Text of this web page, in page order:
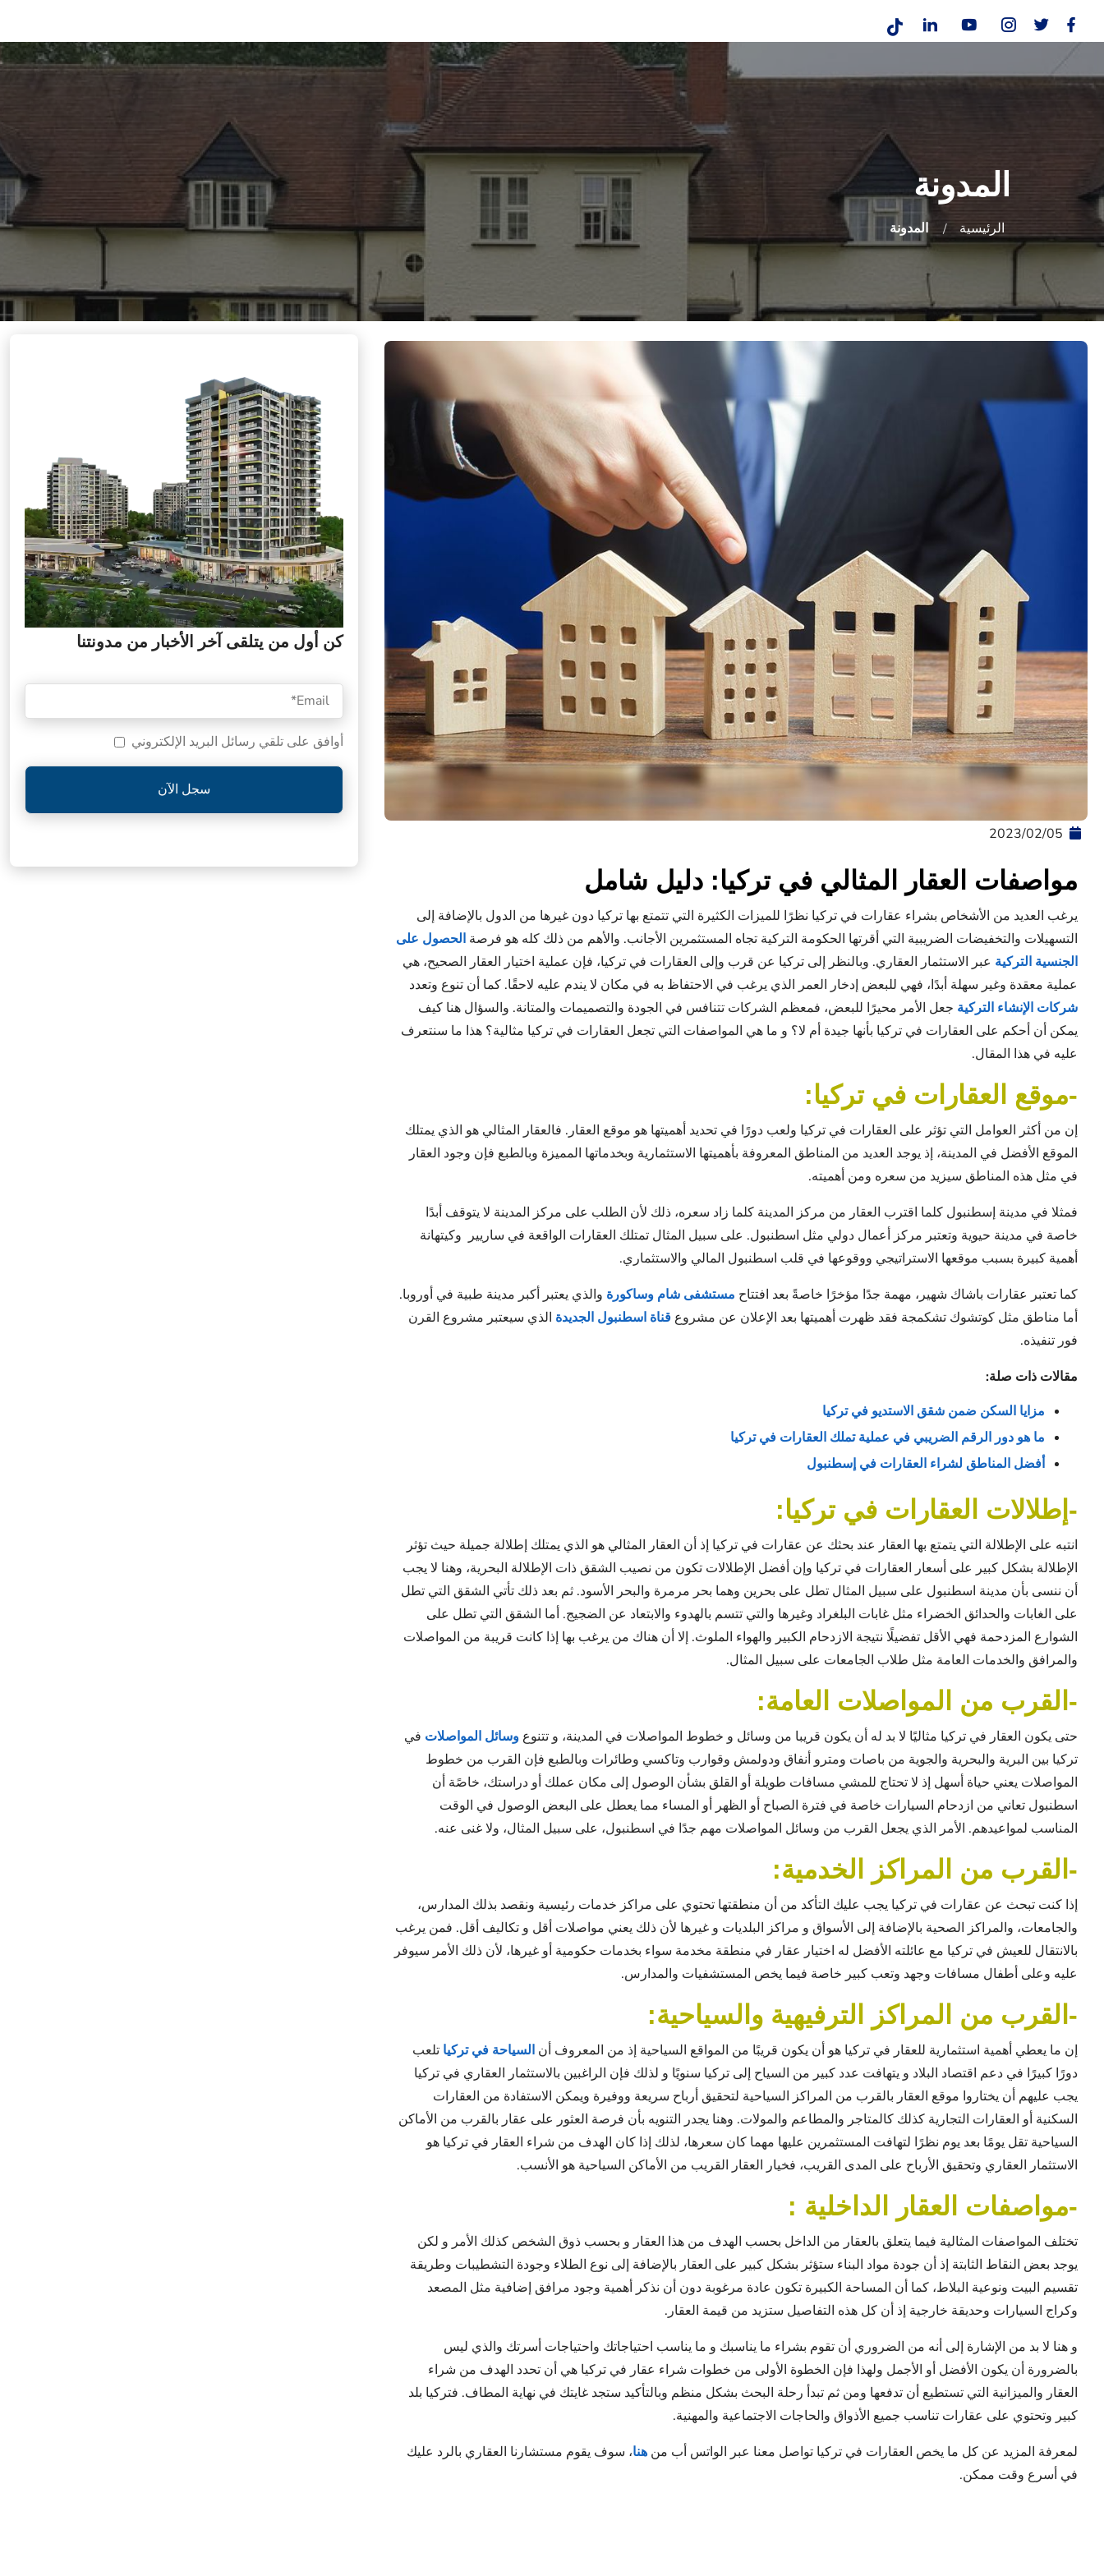
المدونة
الرئيسية المدونة
05‏/02‏/2023
مواصفات العقار المثالي في تركيا: دليل شامل
يرغب العديد من الأشخاص بشراء عقارات في تركيا نظرًا للميزات الكثيرة التي تتمتع بها تركيا دون غيرها من الدول بالإضافة إلى
التسهيلات والتخفيضات الضريبية التي أقرتها الحكومة التركية تجاه المستثمرين الأجانب. والأهم من ذلك كله هو فرصة الحصول على
الجنسية التركية عبر الاستثمار العقاري. وبالنظر إلى تركيا عن قرب وإلى العقارات في تركيا، فإن عملية اختيار العقار الصحيح، هي
عملية معقدة وغير سهلة أبدًا، فهي للبعض إدخار العمر الذي يرغب في الاحتفاظ به في مكان لا يندم عليه لاحقًا. كما أن تنوع وتعدد
شركات الإنشاء التركية جعل الأمر محيرًا للبعض، فمعظم الشركات تتنافس في الجودة والتصميمات والمتانة. والسؤال هنا كيف
يمكن أن أحكم على العقارات في تركيا بأنها جيدة أم لا؟ و ما هي المواصفات التي تجعل العقارات في تركيا مثالية؟ هذا ما سنتعرف
عليه في هذا المقال.
-موقع العقارات في تركيا:
إن من أكثر العوامل التي تؤثر على العقارات في تركيا ولعب دورًا في تحديد أهميتها هو موقع العقار. فالعقار المثالي هو الذي يمتلك
الموقع الأفضل في المدينة، إذ يوجد العديد من المناطق المعروفة بأهميتها الاستثمارية وبخدماتها المميزة وبالطبع فإن وجود العقار
في مثل هذه المناطق سيزيد من سعره ومن أهميته.
فمثلا في مدينة إسطنبول كلما اقترب العقار من مركز المدينة كلما زاد سعره، ذلك لأن الطلب على مركز المدينة لا يتوقف أبدًا
خاصة في مدينة حيوية وتعتبر مركز أعمال دولي مثل اسطنبول. على سبيل المثال تمتلك العقارات الواقعة في ساريير وكيتهانة
أهمية كبيرة بسبب موقعها الاستراتيجي ووقوعها في قلب اسطنبول المالي والاستثماري.
كما تعتبر عقارات باشاك شهير، مهمة جدًا مؤخرًا خاصةً بعد افتتاح مستشفى شام وساكورة والذي يعتبر أكبر مدينة طبية في أوروبا.
أما مناطق مثل كوتشوك تشكمجة فقد ظهرت أهميتها بعد الإعلان عن مشروع قناة اسطنبول الجديدة الذي سيعتبر مشروع القرن
فور تنفيذه.
مقالات ذات صلة:
مزايا السكن ضمن شقق الاستديو في تركيا
ما هو دور الرقم الضريبي في عملية تملك العقارات في تركيا
أفضل المناطق لشراء العقارات في إسطنبول
-إطلالات العقارات في تركيا:
انتبه على الإطلالة التي يتمتع بها العقار عند بحثك عن عقارات في تركيا إذ أن العقار المثالي هو الذي يمتلك إطلالة جميلة حيث تؤثر
الإطلالة بشكل كبير على أسعار العقارات في تركيا وإن أفضل الإطلالات تكون من نصيب الشقق ذات الإطلالة البحرية، وهنا لا يجب
أن ننسى بأن مدينة اسطنبول على سبيل المثال تطل على بحرين وهما بحر مرمرة والبحر الأسود. ثم بعد ذلك تأتي الشقق التي تطل
على الغابات والحدائق الخضراء مثل غابات البلغراد وغيرها والتي تتسم بالهدوء والابتعاد عن الضجيج. أما الشقق التي تطل على
الشوارع المزدحمة فهي الأقل تفضيلًا نتيجة الازدحام الكبير والهواء الملوث. إلا أن هناك من يرغب بها إذا كانت قريبة من المواصلات
والمرافق والخدمات العامة مثل طلاب الجامعات على سبيل المثال.
-القرب من المواصلات العامة:
حتى يكون العقار في تركيا مثاليًا لا بد له أن يكون قريبا من وسائل و خطوط المواصلات في المدينة، و تتنوع وسائل المواصلات في
تركيا بين البرية والبحرية والجوية من باصات ومترو أنفاق ودولمش وقوارب وتاكسي وطائرات وبالطبع فإن القرب من خطوط
المواصلات يعني حياة أسهل إذ لا تحتاج للمشي مسافات طويلة أو القلق بشأن الوصول إلى مكان عملك أو دراستك، خاصًة أن
اسطنبول تعاني من ازدحام السيارات خاصة في فترة الصباح أو الظهر أو المساء مما يعطل على البعض الوصول في الوقت
المناسب لمواعيدهم. الأمر الذي يجعل القرب من وسائل المواصلات مهم جدًا في اسطنبول، على سبيل المثال، ولا غنى عنه.
-القرب من المراكز الخدمية:
إذا كنت تبحث عن عقارات في تركيا يجب عليك التأكد من أن منطقتها تحتوي على مراكز خدمات رئيسية ونقصد بذلك المدارس،
والجامعات، والمراكز الصحية بالإضافة إلى الأسواق و مراكز البلديات و غيرها لأن ذلك يعني مواصلات أقل و تكاليف أقل. فمن يرغب
بالانتقال للعيش في تركيا مع عائلته الأفضل له اختيار عقار في منطقة مخدمة سواء بخدمات حكومية أو غيرها، لأن ذلك الأمر سيوفر
عليه وعلى أطفال مسافات وجهد وتعب كبير خاصة فيما يخص المستشفيات والمدارس.
-القرب من المراكز الترفيهية والسياحية:
إن ما يعطي أهمية استثمارية للعقار في تركيا هو أن يكون قريبًا من المواقع السياحية إذ من المعروف أن السياحة في تركيا تلعب
دورًا كبيرًا في دعم اقتصاد البلاد و يتهافت عدد كبير من السياح إلى تركيا سنويًا و لذلك فإن الراغبين بالاستثمار العقاري في تركيا
يجب عليهم أن يختاروا موقع العقار بالقرب من المراكز السياحية لتحقيق أرباح سريعة ووفيرة ويمكن الاستفادة من العقارات
السكنية أو العقارات التجارية كذلك كالمتاجر والمطاعم والمولات. وهنا يجدر التنويه بأن فرصة العثور على عقار بالقرب من الأماكن
السياحية تقل يومًا بعد يوم نظرًا لتهافت المستثمرين عليها مهما كان سعرها، لذلك إذا كان الهدف من شراء العقار في تركيا هو
الاستثمار العقاري وتحقيق الأرباح على المدى القريب، فخيار العقار القريب من الأماكن السياحية هو الأنسب.
-مواصفات العقار الداخلية :
تختلف المواصفات المثالية فيما يتعلق بالعقار من الداخل بحسب الهدف من هذا العقار و بحسب ذوق الشخص كذلك الأمر و لكن
يوجد بعض النقاط الثابتة إذ أن جودة مواد البناء ستؤثر بشكل كبير على العقار بالإضافة إلى نوع الطلاء وجودة التشطيبات وطريقة
تقسيم البيت ونوعية البلاط، كما أن المساحة الكبيرة تكون عادة مرغوبة دون أن نذكر أهمية وجود مرافق إضافية مثل المصعد
وكراج السيارات وحديقة خارجية إذ أن كل هذه التفاصيل ستزيد من قيمة العقار.
و هنا لا بد من الإشارة إلى أنه من الضروري أن تقوم بشراء ما يناسبك و ما يناسب احتياجاتك واحتياجات أسرتك والذي ليس
بالضرورة أن يكون الأفضل أو الأجمل ولهذا فإن الخطوة الأولى من خطوات شراء عقار في تركيا هي أن تحدد الهدف من شراء
العقار والميزانية التي تستطيع أن تدفعها ومن ثم تبدأ رحلة البحث بشكل منظم وبالتأكيد ستجد غايتك في نهاية المطاف. فتركيا بلد
كبير وتحتوي على عقارات تناسب جميع الأذواق والحاجات الاجتماعية والمهنية.
لمعرفة المزيد عن كل ما يخص العقارات في تركيا تواصل معنا عبر الواتس أب من هنا، سوف يقوم مستشارنا العقاري بالرد عليك
في أسرع وقت ممكن.
كن أول من يتلقى آخر الأخبار من مدونتنا
أوافق على تلقي رسائل البريد الإلكتروني
سجل الآن